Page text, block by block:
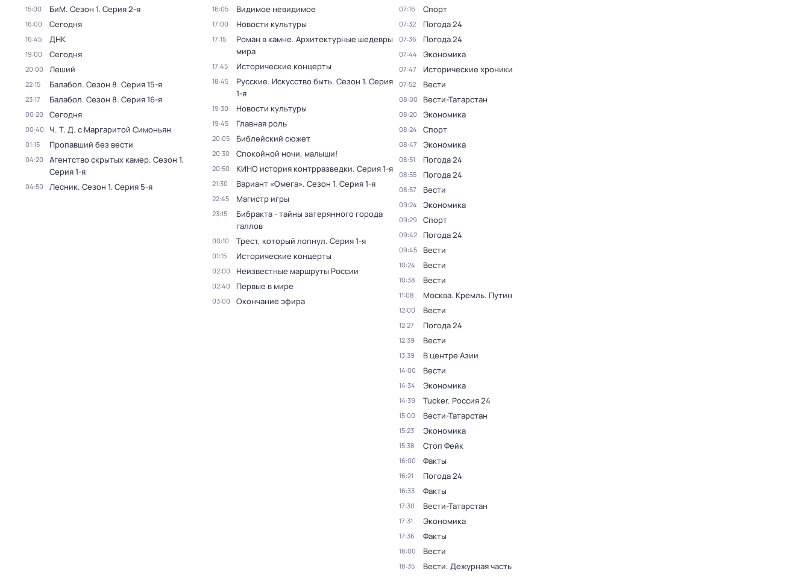
15:00 БиМ. Сезон 1. Серия 2-я
16:00 Сегодня
16:45 ДНК
19:00 Сегодня
20:00 Леший
22:15 Балабол. Сезон 8. Серия 15-я
23:17 Балабол. Сезон 8. Серия 16-я
00:20 Сегодня
00:40 Ч. T. Д. с Маргаритой Симоньян
01:15 Пропавший без вести
04:20 Агентство скрытых камер. Сезон 1.
Серия 1-я
04:50 Лесник. Сезон 1. Серия 5-я
16:05 Видимое невидимое
17:00 Новости культуры
17:15
Роман в камне. Архитектурные шедевры
мира
17:45 Исторические концерты
18:45 Русские. Искусство быть. Сезон 1. Серия
1-я
19:30 Новости культуры
19:45 Главная роль
20:05 Библейский сюжет
20:30 Спокойной ночи, малыши!
20:50 КИНО история контрразведки. Серия 1-я
21:30 Вариант «Омега». Сезон 1. Серия 1-я
22:45 Магистр игры
23:15
Бибракта - тайны затерянного города
галлов
00:10 Трест, который лопнул. Серия 1-я
01:15 Исторические концерты
02:00 Неизвестные маршруты России
02:40 Первые в мире
03:00 Окончание эфира
07:16 Спорт
07:32 Погода 24
07:36 Погода 24
07:44 Экономика
07:47 Исторические хроники
07:52 Вести
08:00 Вести-Татарстан
08:20 Экономика
08:24 Спорт
08:47 Экономика
08:51 Погода 24
08:55 Погода 24
08:57 Вести
09:24 Экономика
09:29 Спорт
09:42 Погода 24
09:45 Вести
10:24 Вести
10:38 Вести
11:08 Москва. Кремль. Путин
12:00 Вести
12:27 Погода 24
12:39 Вести
13:39 В центре Азии
14:00 Вести
14:34 Экономика
14:39 Tucker. Россия 24
15:00 Вести-Татарстан
15:23 Экономика
15:38 Стоп Фейк
16:00 Факты
16:21 Погода 24
16:33 Факты
17:30 Вести-Татарстан
17:31 Экономика
17:36 Факты
18:00 Вести
18:35 Вести. Дежурная часть